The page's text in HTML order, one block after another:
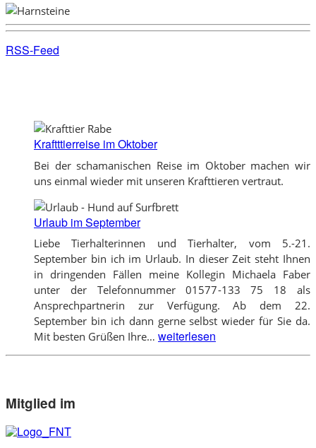
RSS-Feed
Kraftttierreise im Oktober
Bei der schamanischen Reise im Oktober machen wir
uns einmal wieder mit unseren Krafttieren vertraut.
Urlaub im September
Liebe Tierhalterinnen und Tierhalter, vom 5.-21.
September bin ich im Urlaub. In dieser Zeit steht Ihnen
in dringenden Fällen meine Kollegin Michaela Faber
unter der Telefonnummer 01577-133 75 18 als
Ansprechpartnerin zur Verfügung. Ab dem 22.
September bin ich dann gerne selbst wieder für Sie da.
Mit besten Grüßen Ihre… Urlaub
im
September
weiterlesen
Mitglied im